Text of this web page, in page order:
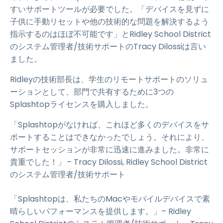
すいサポートツールが必要でした。「デバイスを見ずに
子供に手動リセットや他の技術的な問題を解決するよう
指示するのはほぼ不可能です」とRidley School District
のシステム管理者/技術サポートのTracy Dilossiは言い
ました。
Ridleyの技術部長は、学生のリモートサポートのソリュ
ーションとして、部門で共有するために3つの
Splashtopライセンスを購入しました。
「Splashtopがなければ、これほど多くのデバイスをサ
ポートすることはできなかったでしょう。それにより、
サポートセッションが非常に迅速に進みました。非常に
貴重でした！」 – Tracy Dilossi, Ridley School District
のシステム管理者/技術サポート
「Splashtopは、私たちのMacやモバイルデバイスで素
晴らしいパフォーマンスを提供します。」– Ridley